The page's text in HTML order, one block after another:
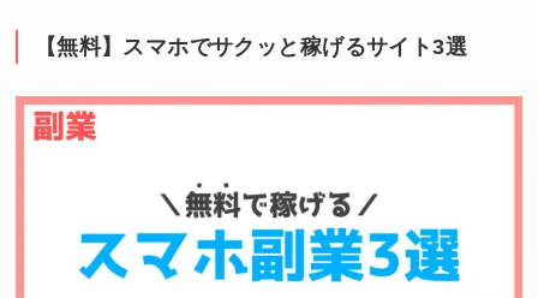
【無料】スマホでサクッと稼げるサイト3選